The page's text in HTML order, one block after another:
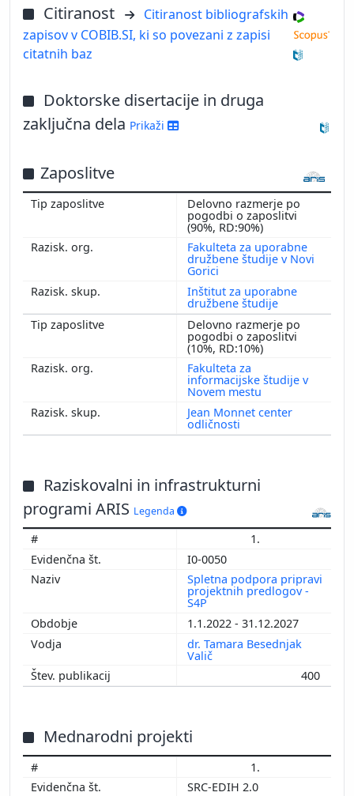
Citiranost
Citiranost bibliografskih
zapisov v COBIB.SI, ki so povezani z zapisi
citatnih baz
Doktorske disertacije in druga
zaključna dela Prikaži
Zaposlitve
Delovno razmerje po
pogodbi o zaposlitvi
(90%, RD:90%)
Fakulteta za uporabne
družbene študije v Novi
Gorici
Inštitut za uporabne
družbene študije
Delovno razmerje po
pogodbi o zaposlitvi
(10%, RD:10%)
Fakulteta za
informacijske študije v
Novem mestu
Jean Monnet center
odličnosti
Raziskovalni in infrastrukturni
programi ARIS Legenda
1.
I0-0050
Spletna podpora pripravi
projektnih predlogov -
S4P
1.1.2022 - 31.12.2027
dr. Tamara Besednjak
Valič
400
Mednarodni projekti
1.
SRC-EDIH 2.0